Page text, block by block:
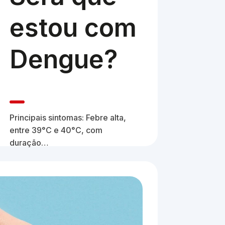
estou com
Dengue?
Principais sintomas: Febre alta,
entre 39°C e 40°C, com
duração…